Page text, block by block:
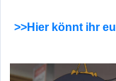
>>Hier könnt ihr